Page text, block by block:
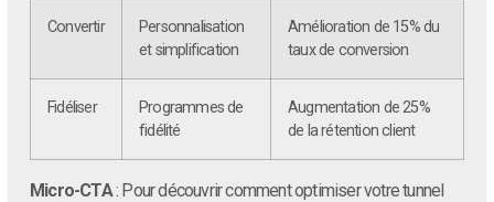
Convertir
Personnalisation
et simplification
Amélioration de 15% du
taux de conversion
Fidéliser
Programmes de
fidélité
Augmentation de 25%
de la rétention client
Micro-CTA: Pour découvrir comment optimiser votre tunnel